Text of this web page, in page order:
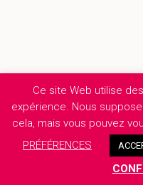
Ce site Web utilise
expérience. Nous
cela, mais vous pouvez
PRÉFÉRENCES